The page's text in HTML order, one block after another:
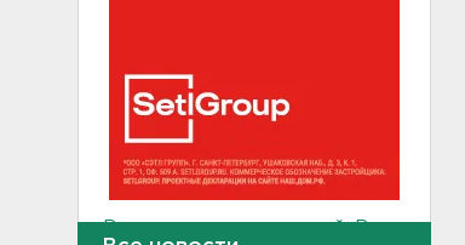
В магазин — с арматурой. В